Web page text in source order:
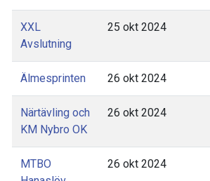
XXL
Avslutning
25 okt 2024
Älmesprinten 26 okt 2024
Närtävling och
KM Nybro OK
26 okt 2024
MTBO
26 okt 2024